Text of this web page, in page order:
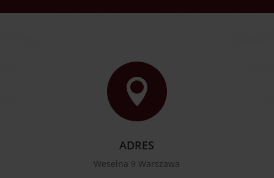

ADRES
Weselna 9 Warszawa